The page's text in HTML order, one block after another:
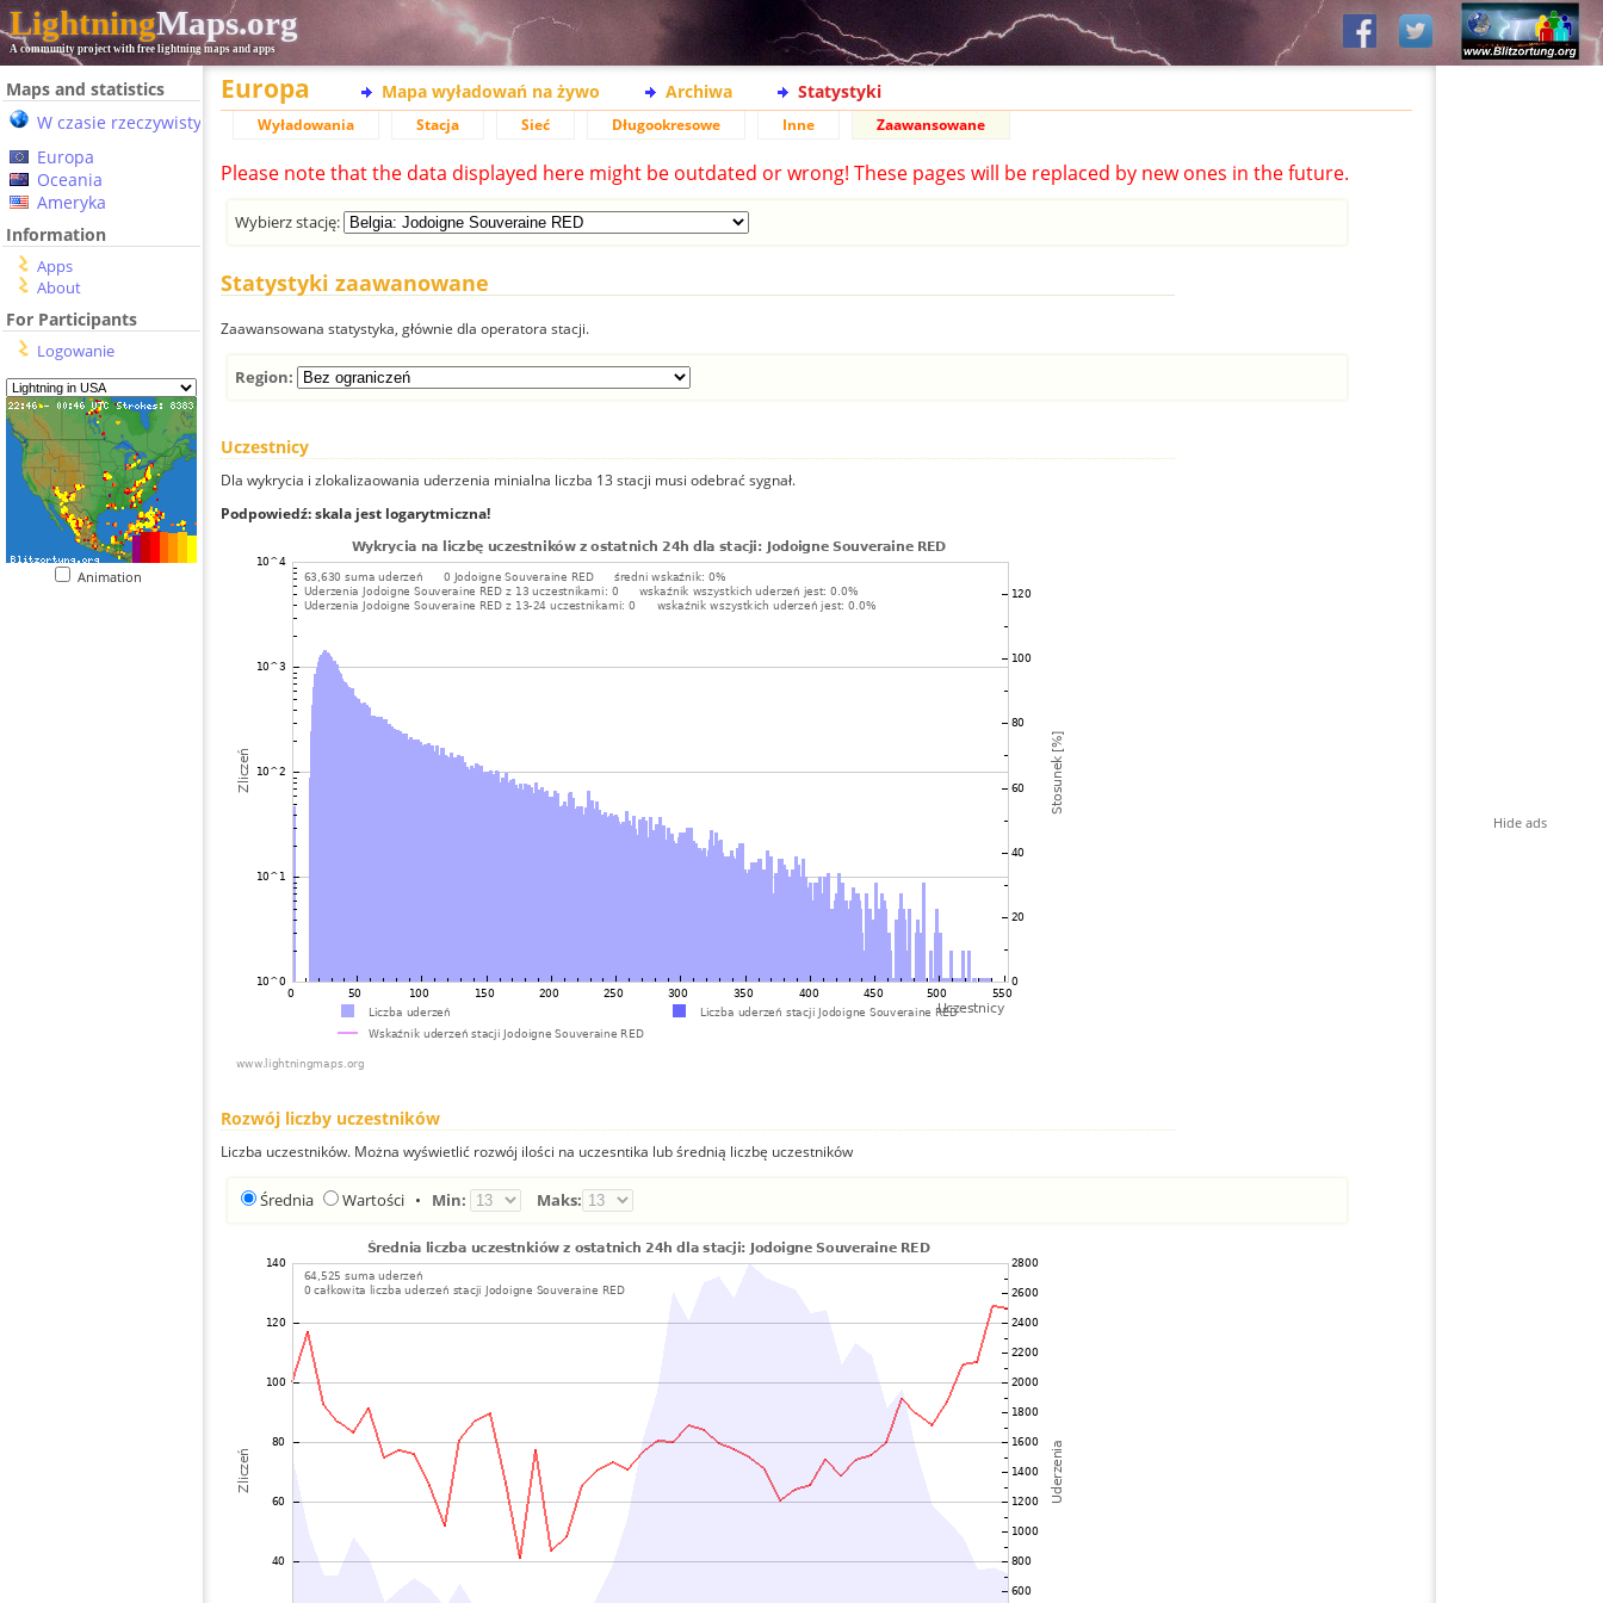
LightningMaps.org
A community project with free lightning maps and apps
Maps and statistics
W czasie rzeczywistym
Europa
Oceania
Ameryka
Information
Apps
About
For Participants
Logowanie
Animation
Europa Mapa wyładowań na żywo Archiwa Statystyki
Wyładowania Stacja Sieć Długookresowe Inne Zaawansowane
Please note that the data displayed here might be outdated or wrong! These pages will be replaced by new ones in the future.
Wybierz stację:
Statystyki zaawanowane
Zaawansowana statystyka, głównie dla operatora stacji.
Region:
Uczestnicy
Dla wykrycia i zlokalizaowania uderzenia minialna liczba 13 stacji musi odebrać sygnał.
Podpowiedź: skala jest logarytmiczna!
Rozwój liczby uczestników
Liczba uczestników. Można wyświetlić rozwój ilości na uczesntika lub średnią liczbę uczestników
Średnia Wartości • Min: Maks:
Hide ads